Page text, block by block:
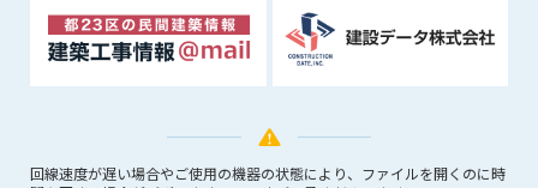
回線速度が遅い場合やご使用の機器の状態により、ファイルを開くのに時
第11条（運用の停止）
停電や天災等の不可抗力、または保守・点検・加入者の利便性
向上のための設備工事等の為に本サービスの運用を停止するこ
通知申し上げますが、緊急時はその限りではありません。
第12条（変更の届出）